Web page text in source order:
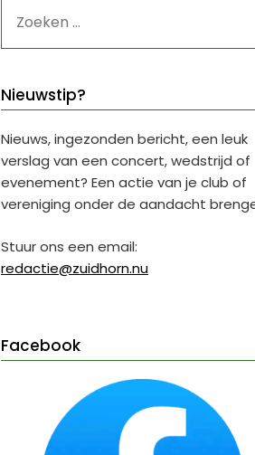
NAAR:
Nieuwstip?
Nieuws, ingezonden bericht, een leuk
verslag van een concert, wedstrijd of
evenement? Een actie van je club of
vereniging onder de aandacht
Stuur ons een email:
redactie@zuidhorn.nu
Facebook